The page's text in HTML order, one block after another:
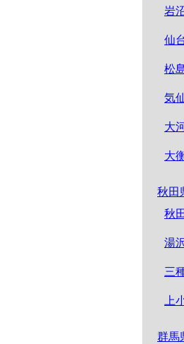
岩
仙
松
気
大
大
秋田
秋
湯
三
上
群馬